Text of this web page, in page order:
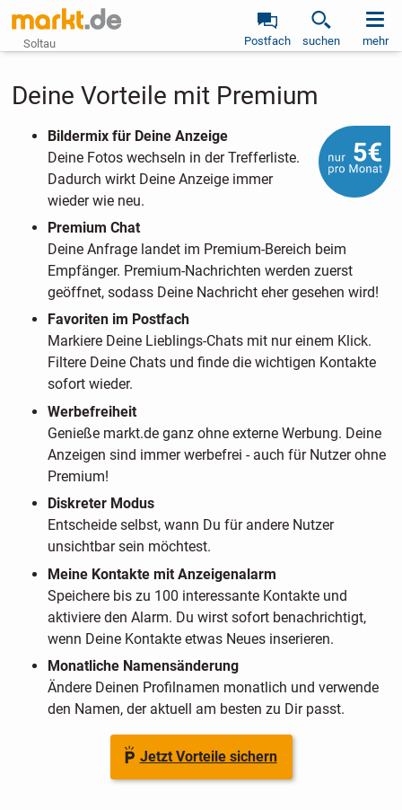
Soltau Postfach suchen mehr
Deine Vorteile mit Premium
Bildermix für Deine Anzeige
Deine Fotos wechseln in der Trefferliste.
Dadurch wirkt Deine Anzeige immer
wieder wie neu.
Premium Chat
Deine Anfrage landet im Premium-Bereich beim
Empfänger. Premium-Nachrichten werden zuerst
geöffnet, sodass Deine Nachricht eher gesehen wird!
Favoriten im Postfach
Markiere Deine Lieblings-Chats mit nur einem Klick.
Filtere Deine Chats und finde die wichtigen Kontakte
sofort wieder.
Werbefreiheit
Genieße markt.de ganz ohne externe Werbung. Deine
Anzeigen sind immer werbefrei - auch für Nutzer ohne
Premium!
Diskreter Modus
Entscheide selbst, wann Du für andere Nutzer
unsichtbar sein möchtest.
Meine Kontakte mit Anzeigenalarm
Speichere bis zu 100 interessante Kontakte und
aktiviere den Alarm. Du wirst sofort benachrichtigt,
wenn Deine Kontakte etwas Neues inserieren.
Monatliche Namensänderung
Ändere Deinen Profilnamen monatlich und verwende
den Namen, der aktuell am besten zu Dir passt.
Jetzt Vorteile sichern